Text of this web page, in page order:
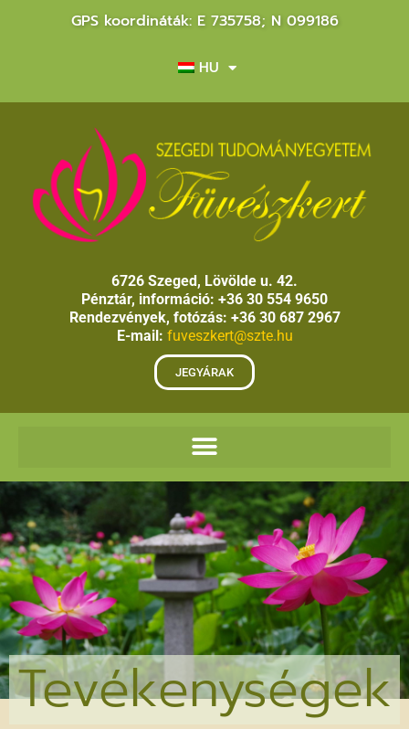
GPS koordináták: E 735758; N 099186
HU
6726 Szeged, Lövölde u. 42.
Pénztár, információ: +36 30 554 9650
Rendezvények, fotózás: +36 30 687 2967
E-mail: fuveszkert@szte.hu
JEGYÁRAK
Tevékenységek